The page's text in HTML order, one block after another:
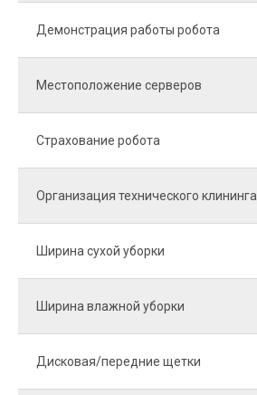
Демонстрация работы робота
Местоположение серверов
Страхование робота
Организация технического клининга
Ширина сухой уборки
Ширина влажной уборки
Дисковая/передние щетки